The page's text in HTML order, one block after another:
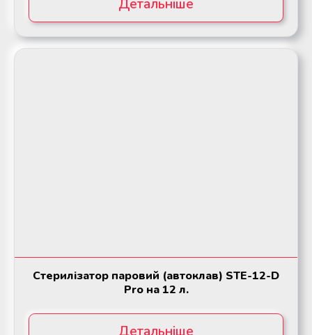
Детальніше
Стерилізатор паровий (автоклав) STE-12-D
Pro на 12 л.